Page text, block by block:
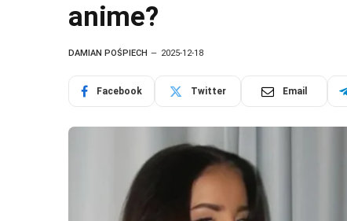
anime?
DAMIAN POŚPIECH 2025-12-18
Facebook Twitter Email